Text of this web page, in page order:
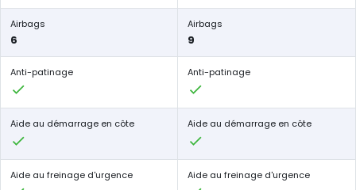
Airbags
6
Airbags
9
Anti-patinage Anti-patinage
Aide au démarrage en côte Aide au démarrage en côte
Aide au freinage d'urgence Aide au freinage d'urgence